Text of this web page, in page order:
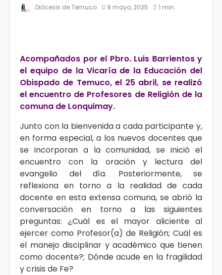
Diócesis de Temuco 9 mayo, 2025 1 min.
Acompañados por el Pbro. Luis Barrientos y
el equipo de la Vicaría de la Educación del
Obispado de Temuco, el 25 abril, se realizó
el encuentro de Profesores de Religión de la
comuna de Lonquimay.
Junto con la bienvenida a cada participante y,
en forma especial, a los nuevos docentes que
se incorporan a la comunidad, se inició el
encuentro con la oración y lectura del
evangelio del día. Posteriormente, se
reflexiona en torno a la realidad de cada
docente en esta extensa comuna, se abrió la
conversación en torno a las siguientes
preguntas: ¿Cuál es el mayor aliciente al
ejercer como Profesor(a) de Religión; Cuál es
el manejo disciplinar y académico que tienen
como docente?; Dónde acude en la fragilidad
y crisis de Fe?